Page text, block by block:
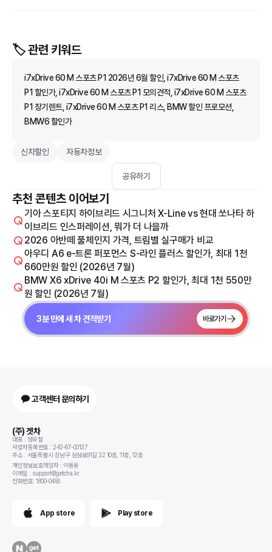
🏷️ 관련 키워드
i7xDrive 60 M 스포츠 P1 2026년 6월 할인, i7xDrive 60 M 스포츠
P1 할인가, i7xDrive 60 M 스포츠 P1 모의견적, i7xDrive 60 M 스포츠
P1 장기렌트, i7xDrive 60 M 스포츠 P1 리스, BMW 할인 프로모션,
BMW6 할인가
신차할인 자동차정보
공유하기
추천 콘텐츠 이어보기
기아 스포티지 하이브리드 시그니처 X-Line vs 현대 쏘나타 하
이브리드 인스퍼레이션, 뭐가 더 나을까
2026 아반떼 풀체인지 가격, 트림별 실구매가 비교
아우디 A6 e-트론 퍼포먼스 S-라인 플러스 할인가, 최대 1천
660만원 할인 (2026년 7월)
BMW X6 xDrive 40i M 스포츠 P2 할인가, 최대 1천 550만
원 할인 (2026년 7월)
3분 만에 새 차 견적받기 바로가기
고객센터 문의하기
(주) 겟차
대표 : 정유철
사업자등록번호 : 243-87-00137
주소 : 서울특별시 강남구 삼성로91길 32 10층, 11층, 12층
개인정보보호책임자 : 이동용
이메일 : support@getcha.kr
전화번호: 1800-0456
App store Play store